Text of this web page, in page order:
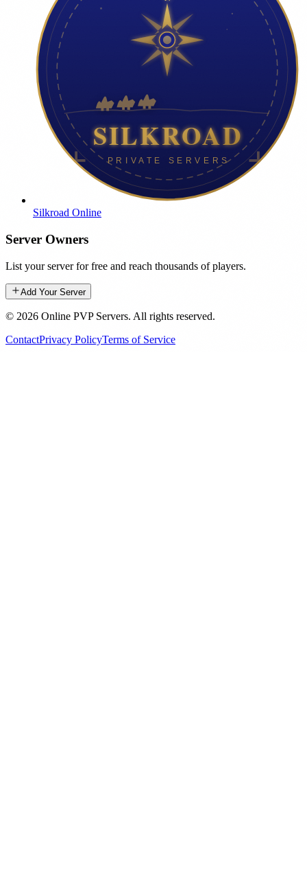
Silkroad Online
Server Owners
List your server for free and reach thousands of players.
Add Your Server
© 2026 Online PVP Servers. All rights reserved.
ContactPrivacy PolicyTerms of Service